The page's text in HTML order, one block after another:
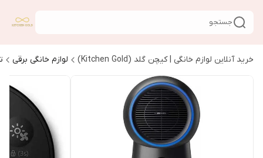
جستجو
خرید آنلاین لوازم خانگی | کیچن گلد (Kitchen Gold) لوازم خانگی برقی